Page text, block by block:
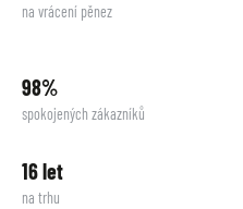
na vrácení pěnez
98%
spokojených zákazníků
16 let
na trhu